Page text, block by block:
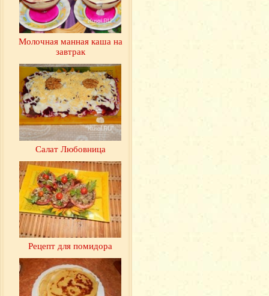
Молочная манная каша на
завтрак
Салат Любовница
Рецепт для помидора